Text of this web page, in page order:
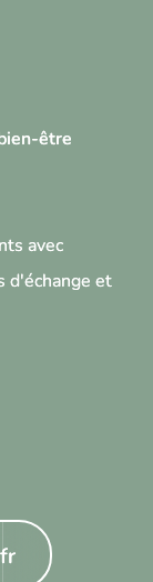
être
avec
d'échange et